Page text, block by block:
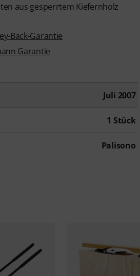
aus gesperrtem Kiefernholz
Back-Garantie
Garantie
Juli 2007
1 Stück
Palisono